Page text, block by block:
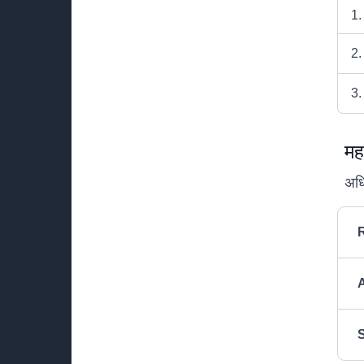
1.
2.
3.